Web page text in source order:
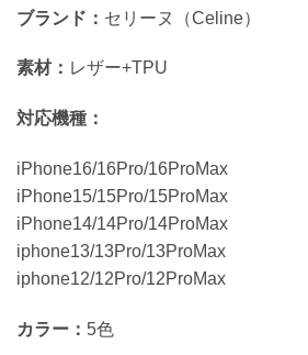
ブランド： セリーヌ（Celine）
素材： レザー+TPU
対応機種：
iPhone16/16Pro/16ProMax
iPhone15/15Pro/15ProMax
iPhone14/14Pro/14ProMax
iphone13/13Pro/13ProMax
iphone12/12Pro/12ProMax
カラー： 5色